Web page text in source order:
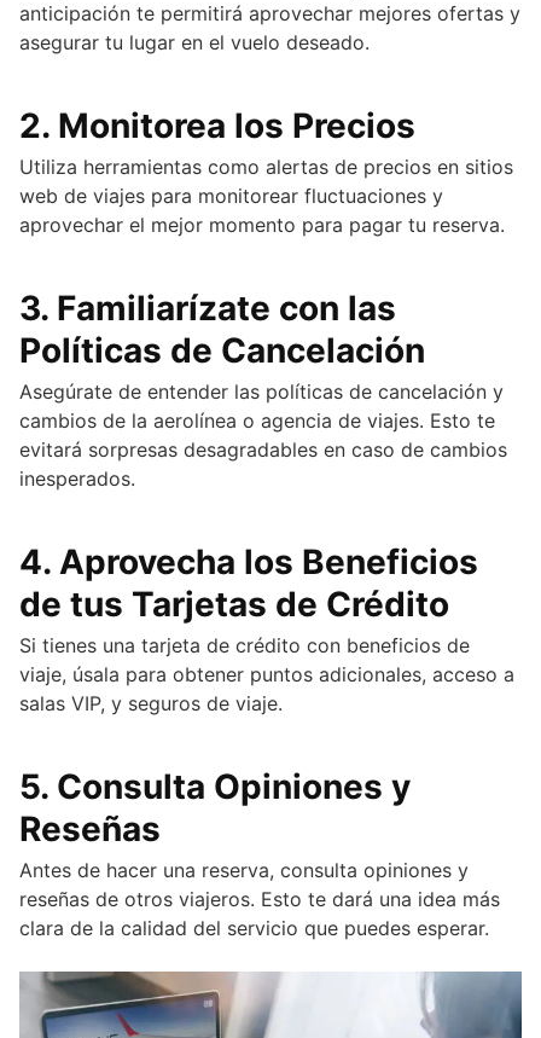
anticipación te permitirá aprovechar mejores ofertas y
asegurar tu lugar en el vuelo deseado.
2. Monitorea los Precios
Utiliza herramientas como alertas de precios en sitios
web de viajes para monitorear fluctuaciones y
aprovechar el mejor momento para pagar tu reserva.
3. Familiarízate con las
Políticas de Cancelación
Asegúrate de entender las políticas de cancelación y
cambios de la aerolínea o agencia de viajes. Esto te
evitará sorpresas desagradables en caso de cambios
inesperados.
4. Aprovecha los Beneficios
de tus Tarjetas de Crédito
Si tienes una tarjeta de crédito con beneficios de
viaje, úsala para obtener puntos adicionales, acceso a
salas VIP, y seguros de viaje.
5. Consulta Opiniones y
Reseñas
Antes de hacer una reserva, consulta opiniones y
reseñas de otros viajeros. Esto te dará una idea más
clara de la calidad del servicio que puedes esperar.